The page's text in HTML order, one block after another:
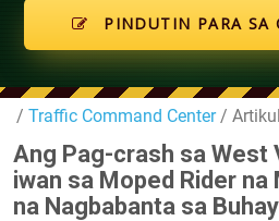
PINDUTIN PARA SA
/ Traffic Command Center/
Ang Pag-crash sa West
iwan sa Moped Rider na
na Nagbabanta sa Buhay